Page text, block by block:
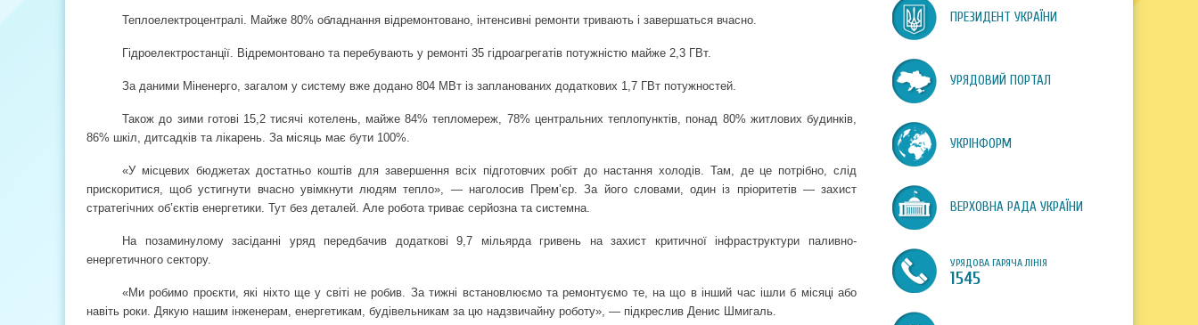
Теплоелектроцентралі. Майже 80% обладнання відремонтовано, інтенсивні ремонти тривають і завершаться вчасно.
Гідроелектростанції. Відремонтовано та перебувають у ремонті 35 гідроагрегатів потужністю майже 2,3 ГВт.
За даними Міненерго, загалом у систему вже додано 804 МВт із запланованих додаткових 1,7 ГВт потужностей.
Також до зими готові 15,2 тисячі котелень, майже 84% тепломереж, 78% центральних теплопунктів, понад 80% житлових будинків,
86% шкіл, дитсадків та лікарень. За місяць має бути 100%.
«У місцевих бюджетах достатньо коштів для завершення всіх підготовчих робіт до настання холодів. Там, де це потрібно, слід
прискоритися, щоб устигнути вчасно увімкнути людям тепло», — наголосив Прем’єр. За його словами, один із пріоритетів — захист
стратегічних об’єктів енергетики. Тут без деталей. Але робота триває серйозна та системна.
На позаминулому засіданні уряд передбачив додаткові 9,7 мільярда гривень на захист критичної інфраструктури паливно-
енергетичного сектору.
«Ми робимо проєкти, які ніхто ще у світі не робив. За тижні встановлюємо та ремонтуємо те, на що в інший час ішли б місяці або
навіть роки. Дякую нашим інженерам, енергетикам, будівельникам за цю надзвичайну роботу», — підкреслив Денис Шмигаль.
ПРЕЗИДЕНТ УКРАЇНИ
УРЯДОВИЙ ПОРТАЛ
УКРІНФОРМ
ВЕРХОВНА РАДА УКРАЇНИ
УРЯДОВА ГАРЯЧА ЛІНІЯ
1545